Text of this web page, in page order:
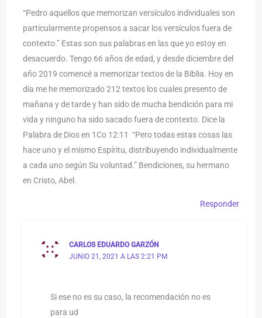
“Pedro aquellos que memorizan versículos individuales son
particularmente propensos a sacar los versículos fuera de
contexto.” Estas son sus palabras en las que yo estoy en
desacuerdo. Tengo 66 años de edad, y desde diciembre del
año 2019 comencé a memorizar textos de la Biblia. Hoy en
día me he memorizado 212 textos los cuales presento de
mañana y de tarde y han sido de mucha bendición para mi
vida y ninguno ha sido sacado fuera de contexto. Dice la
Palabra de Dios en 1Co 12:11 “Pero todas estas cosas las
hace uno y el mismo Espíritu, distribuyendo individualmente
a cada uno según Su voluntad.” Bendiciones, su hermano
en Cristo, Abel.
Responder
CARLOS EDUARDO GARZÓN
JUNIO 21, 2021 A LAS 2:21 PM
Si ese no es su caso, la recomendación no es
para ud